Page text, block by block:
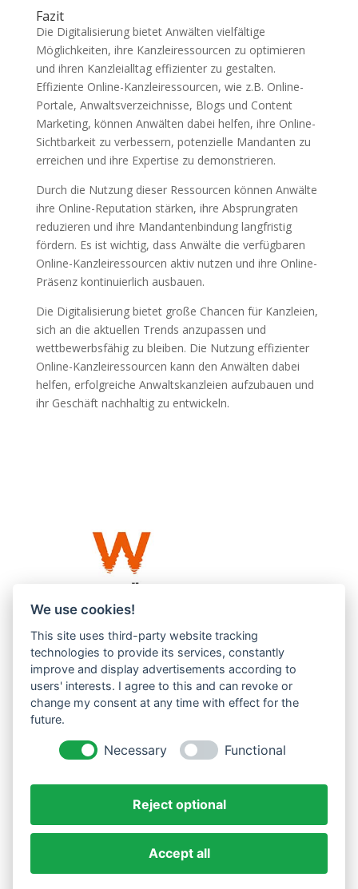
Fazit
Die Digitalisierung bietet Anwälten vielfältige
Möglichkeiten, ihre Kanzleiressourcen zu optimieren
und ihren Kanzleialltag effizienter zu gestalten.
Effiziente Online-Kanzleiressourcen, wie z.B. Online-
Portale, Anwaltsverzeichnisse, Blogs und Content
Marketing, können Anwälten dabei helfen, ihre Online-
Sichtbarkeit zu verbessern, potenzielle Mandanten zu
erreichen und ihre Expertise zu demonstrieren.
Durch die Nutzung dieser Ressourcen können Anwälte
ihre Online-Reputation stärken, ihre Absprungraten
reduzieren und ihre Mandantenbindung langfristig
fördern. Es ist wichtig, dass Anwälte die verfügbaren
Online-Kanzleiressourcen aktiv nutzen und ihre Online-
Präsenz kontinuierlich ausbauen.
Die Digitalisierung bietet große Chancen für Kanzleien,
sich an die aktuellen Trends anzupassen und
wettbewerbsfähig zu bleiben. Die Nutzung effizienter
Online-Kanzleiressourcen kann den Anwälten dabei
helfen, erfolgreiche Anwaltskanzleien aufzubauen und
ihr Geschäft nachhaltig zu entwickeln.
Westküste UG (haftungsbeschränkt)
Menzlingen 14 B
51503 Rösrath
Datenschutzerklärung
We use cookies!
This site uses third-party website tracking
technologies to provide its services, constantly
improve and display advertisements according to
users' interests. I agree to this and can revoke or
change my consent at any time with effect for the
future.
Necessary Functional
Reject optional
Accept all